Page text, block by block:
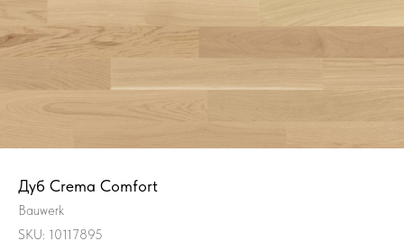
Дуб Crema Comfort
Bauwerk
SKU: 10117895